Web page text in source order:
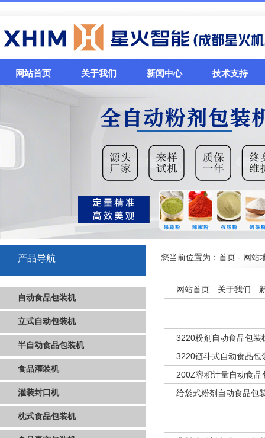
网站首页 关于我们 新闻中心 技术支持
产品导航
自动食品包装机
立式自动包装机
半自动食品包装机
食品灌装机
灌装封口机
枕式食品包装机
您当前位置为： 首页 - 网站
网站首页 关于我们
3220粉剂自动食品包装
3220链斗式自动食品包
200Z容积计量自动食品
给袋式粉剂自动食品包